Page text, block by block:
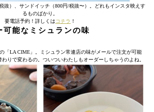
抜）、サンドイッチ（800円/税抜〜）。どれもインスタ映えす
るものばかり。
要電話予約！詳しくはコチラ ！
能なミシュランの味
「LA CIME」。ミシュラン常連店の味がメールで注文が可能
りで変わるの。ついついわたしもオーダーしちゃうのよね。